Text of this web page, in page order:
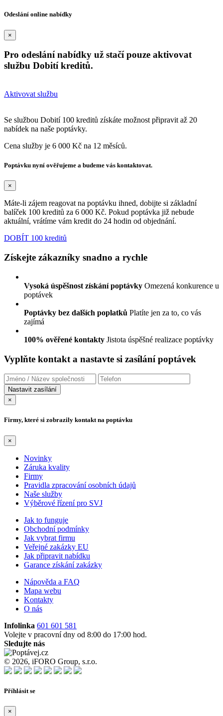
Odeslání online nabídky
×
Pro odeslání nabídky už stačí pouze aktivovat
službu Dobití kreditů.
Aktivovat službu
Se službou Dobití 100 kreditů získáte možnost připravit až 20
nabídek na naše poptávky.
Cena služby je 6 000 Kč na 12 měsíců.
Poptávku nyní ověřujeme a budeme vás kontaktovat.
×
Máte-li zájem reagovat na poptávku ihned, dobijte si základní
balíček 100 kreditů za 6 000 Kč. Pokud poptávka již nebude
aktuální, vrátíme vám kredit do 24 hodin od objednání.
DOBÍT 100 kreditů
Získejte zákazníky snadno a rychle
Vysoká úspěšnost získání poptávky Omezená konkurence u
poptávek
Poptávky bez dalších poplatků Platíte jen za to, co vás
zajímá
100% ověřené kontakty Jistota úspěšné realizace poptávky
Vyplňte kontakt a nastavte si zasílání poptávek
×
Firmy, které si zobrazily kontakt na poptávku
×
Novinky
Záruka kvality
Firmy
Pravidla zpracování osobních údajů
Naše služby
Výběrové řízení pro SVJ
Jak to funguje
Obchodní podmínky
Jak vybrat firmu
Veřejné zakázky EU
Jak připravit nabídku
Garance získání zakázky
Nápověda a FAQ
Mapa webu
Kontakty
O nás
Infolinka 601 601 581
Volejte v pracovní dny od 8:00 do 17:00 hod.
Sledujte nás
© 2026, iFORO Group, s.r.o.
Příhlásit se
×